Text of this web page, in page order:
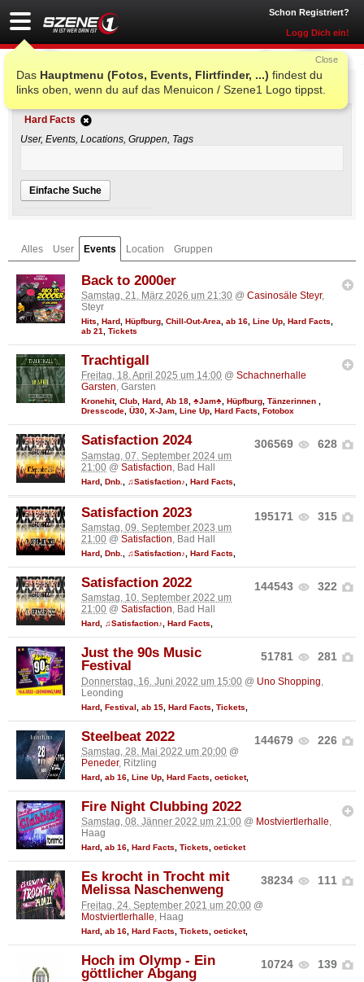
Schon Registriert?
Logg Dich ein!
Das Hauptmenu (Fotos, Events, Flirtfinder, ...) findest du
links oben, wenn du auf das Menuicon / Szene1 Logo tippst.
Close
Einfache Suche
Hard Facts
User, Events, Locations, Gruppen, Tags
Einfache Suche
Alles User Events Location Gruppen
Back to 2000er
Samstag, 21. März 2026 um 21:30 @ Casinosäle Steyr,
Steyr
Hits Hard Hüpfburg Chill-Out-Area ab 16 Line Up Hard Facts
ab 21
Tickets
Trachtigall
Freitag, 18. April 2025 um 14:00 @ Schachnerhalle
Garsten, Garsten
Kronehit, Club, Hard, Ab 18, ♣Jam♣, Hüpfburg, Tänzerinnen ,
Dresscode, Ü30, X-Jam, Line Up, Hard Facts, Fotobox
306569 628
Satisfaction 2024
Samstag, 07. September 2024 um
21:00 @ Satisfaction , Bad Hall
Hard Dnb. ♫Satisfaction♪ Hard Facts
195171 315
Satisfaction 2023
Samstag, 09. September 2023 um
21:00 @ Satisfaction, Bad Hall
Hard Dnb. ♫Satisfaction♪ Hard Facts
144543 322
Satisfaction 2022
Samstag, 10. September 2022 um
21:00 @ Satisfaction, Bad Hall
Hard, ♫Satisfaction♪, Hard Facts,
51781 281
Just the 90s Music
Festival
Donnerstag, 16. Juni 2022 um 15:00 @ Uno Shopping
Leonding
Hard Festival ab 15 Hard Facts Tickets
144679 226
Steelbeat 2022
Samstag, 28. Mai 2022 um 20:00 @
Peneder, Ritzling
Hard ab 16 Line Up Hard Facts oeticket,
Fire Night Clubbing 2022
Samstag, 08. Jänner 2022 um 21:00 @ Mostviertlerhalle,
Haag
Hard, ab 16, Hard Facts, Tickets, oeticket
38234 111
Es krocht in Trocht mit
Melissa Naschenweng
Freitag, 24. September 2021 um 20:00 @
Mostviertlerhalle , Haag
Hard ab 16 Hard Facts Tickets oeticket,
10724 139
Hoch im Olymp - Ein
göttlicher Abgang